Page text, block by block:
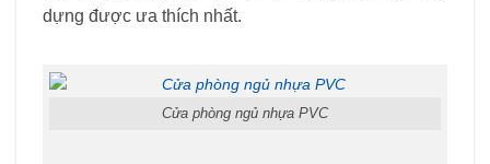
dựng được ưa thích nhất.
Cửa phòng ngủ nhựa PVC